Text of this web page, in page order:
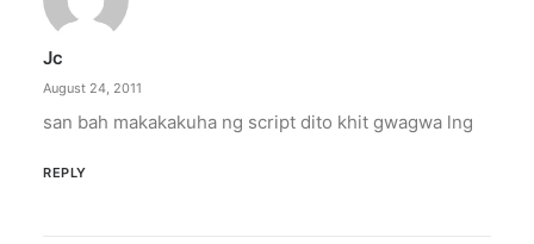
Jc
August 24, 2011
san bah makakakuha ng script dito khit gwagwa lng
REPLY